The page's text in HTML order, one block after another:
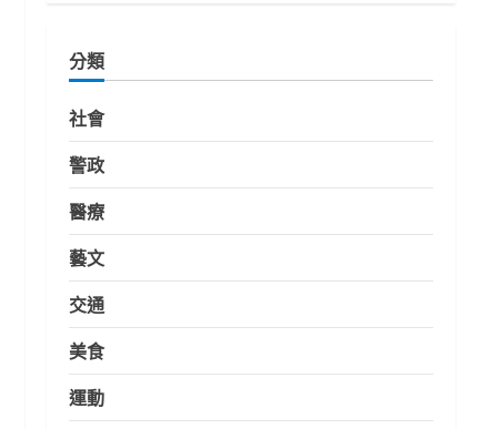
分類
社會
警政
醫療
藝文
交通
美食
運動